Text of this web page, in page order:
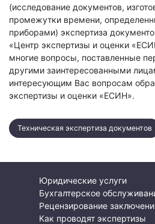
(исследование документов,
промежутки времени,
приборами) экспертиза
«Центр экспертизы и оценки
многие вопросы, поставленные
другими заинтересованными
интересующим Вас вопросам
экспертизы и оценки «ЕСИН».
Техническая экспертиза документов
Юридические услуги
Бухгалтерское
Рецензирование
Как проводят экспертизы